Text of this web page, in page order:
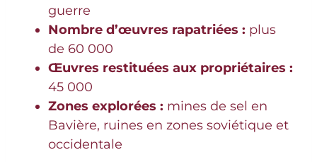
guerre
Nombre d’œuvres rapatriées : plus
de 60 000
Œuvres restituées aux propriétaires :
45 000
Zones explorées : mines de sel en
Bavière, ruines en zones soviétique et
occidentale